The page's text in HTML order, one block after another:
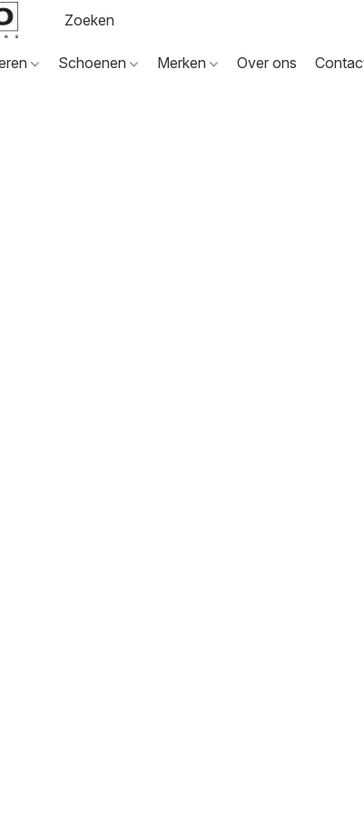
Schoenen Merken Over ons